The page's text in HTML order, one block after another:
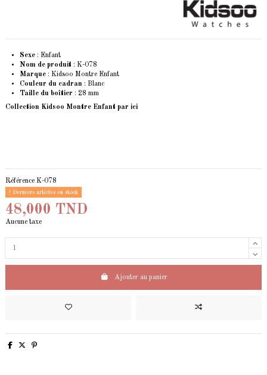
Sexe : Enfant
Nom de produit : K-078
Marque : Kidsoo Montre Enfant
Couleur du cadran : Blanc
Taille du boîtier : 28 mm
Collection Kidsoo Montre Enfant par ici
Référence K-078
Derniers articles en stock
48,000 TND
Aucune taxe
Ajouter au panier